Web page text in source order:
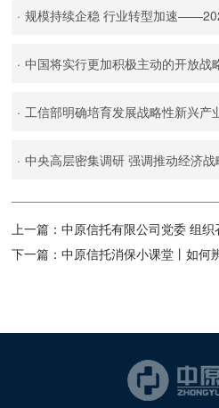
· 规模持续企稳 行业转型加速——2023
· 中国将实行更加积极主动的开放战
· 工信部明确培育发展战略性新兴产
· 中央高层密集调研 强调推动经济战
上一篇：中原信托有限公司党委 组织召开庆祝建党101周年“七一”表彰大会
下一篇：中原信托消保小课堂丨如何辨别销售